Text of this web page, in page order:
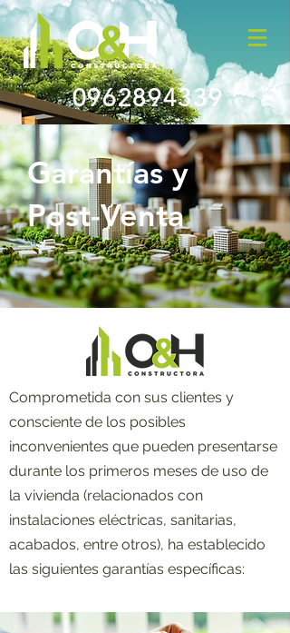
0962894339
Garantías y
Post-Venta
Comprometida con sus clientes y
consciente de los posibles
inconvenientes que pueden presentarse
durante los primeros meses de uso de
la vivienda (relacionados con
instalaciones eléctricas, sanitarias,
acabados, entre otros), ha establecido
las siguientes garantías específicas: